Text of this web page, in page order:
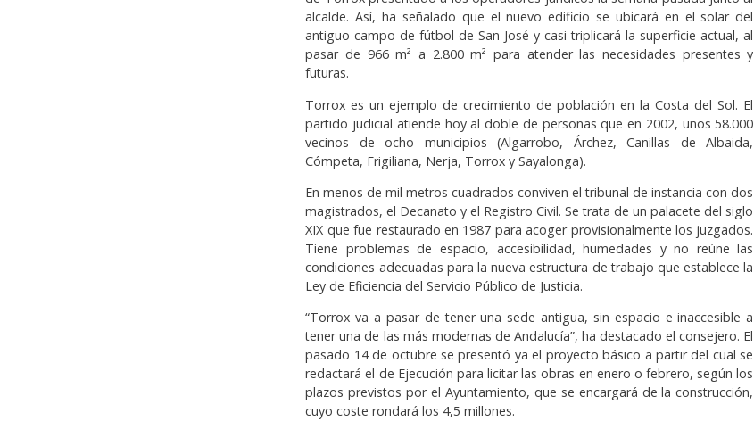
alcalde. Así, ha señalado que el nuevo edificio se ubicará en el solar del
antiguo campo de fútbol de San José y casi triplicará la superficie actual, al
pasar de 966 m² a 2.800 m² para atender las necesidades presentes y
futuras.
Torrox es un ejemplo de crecimiento de población en la Costa del Sol. El
partido judicial atiende hoy al doble de personas que en 2002, unos 58.000
vecinos de ocho municipios (Algarrobo, Árchez, Canillas de Albaida,
Cómpeta, Frigiliana, Nerja, Torrox y Sayalonga).
En menos de mil metros cuadrados conviven el tribunal de instancia con dos
magistrados, el Decanato y el Registro Civil. Se trata de un palacete del siglo
XIX que fue restaurado en 1987 para acoger provisionalmente los juzgados.
Tiene problemas de espacio, accesibilidad, humedades y no reúne las
condiciones adecuadas para la nueva estructura de trabajo que establece la
Ley de Eficiencia del Servicio Público de Justicia.
“Torrox va a pasar de tener una sede antigua, sin espacio e inaccesible a
tener una de las más modernas de Andalucía”, ha destacado el consejero. El
pasado 14 de octubre se presentó ya el proyecto básico a partir del cual se
redactará el de Ejecución para licitar las obras en enero o febrero, según los
plazos previstos por el Ayuntamiento, que se encargará de la construcción,
cuyo coste rondará los 4,5 millones.